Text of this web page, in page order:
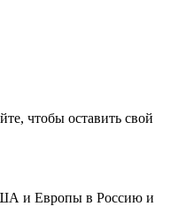
чтобы оставить свой
и Европы в Россию и